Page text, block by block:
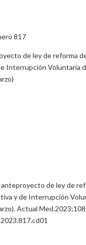
817
anteproyecto de ley de
y de Interrupción
Actual